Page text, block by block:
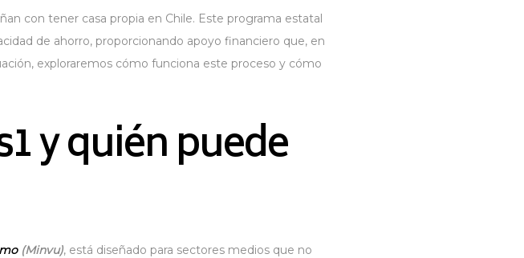
con tener casa propia en Chile. Este programa estatal
de ahorro, proporcionando apoyo financiero que, en
exploraremos cómo funciona este proceso y cómo
y quién puede
(Minvu), está diseñado para sectores medios que no